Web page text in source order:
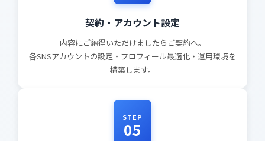
契約・アカウント設定
内容にご納得いただけましたらご契約へ。
各SNSアカウントの設定・プロフィール最適化・運用環境を
構築します。
STEP
05